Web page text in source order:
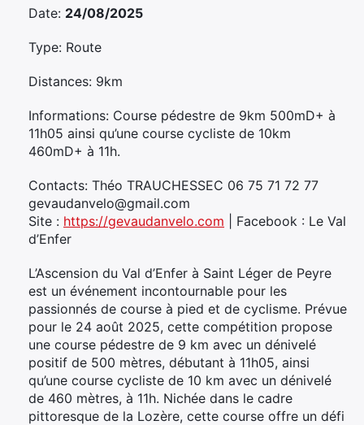
Date: 24/08/2025
Type: Route
Distances: 9km
Informations: Course pédestre de 9km 500mD+ à
11h05 ainsi qu’une course cycliste de 10km
460mD+ à 11h.
Contacts: Théo TRAUCHESSEC 06 75 71 72 77
gevaudanvelo@gmail.com
Site : https://gevaudanvelo.com | Facebook : Le Val
d’Enfer
L’Ascension du Val d’Enfer à Saint Léger de Peyre
est un événement incontournable pour les
passionnés de course à pied et de cyclisme. Prévue
pour le 24 août 2025, cette compétition propose
une course pédestre de 9 km avec un dénivelé
positif de 500 mètres, débutant à 11h05, ainsi
qu’une course cycliste de 10 km avec un dénivelé
de 460 mètres, à 11h. Nichée dans le cadre
pittoresque de la Lozère, cette course offre un défi